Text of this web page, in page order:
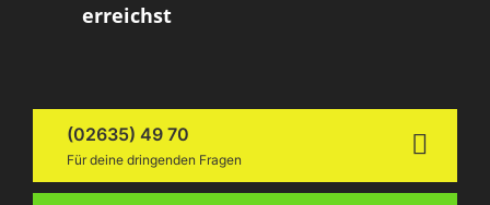
erreichst
(02635) 49 70
Für deine dringenden Fragen